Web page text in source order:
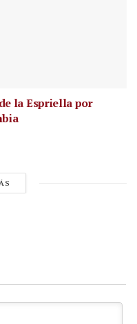
la Espriella por